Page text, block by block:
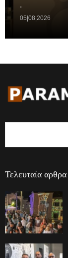
.
05|08|2026
Τελευταία αρθρα